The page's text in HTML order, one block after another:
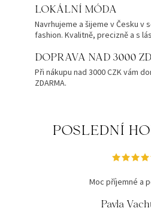
LOKÁLNÍ MÓDA
Navrhujeme a šijeme v Česku v
fashion. Kvalitně, precizně a s
DOPRAVA NAD 3000
Při nákupu nad 3000 CZK vám
ZDARMA.
POSLEDNÍ
Moc příjemné a
Pavla